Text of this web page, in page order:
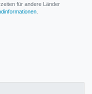
für andere Länder